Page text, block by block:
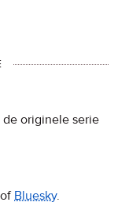
de originele serie
ofBluesky.